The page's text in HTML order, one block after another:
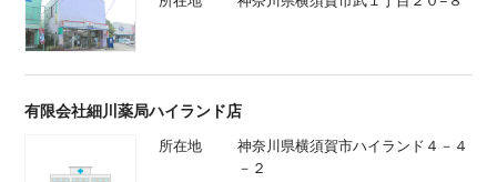
有限会社細川薬局ハイランド店
所在地
神奈川県横須賀市ハイランド４－４
－２